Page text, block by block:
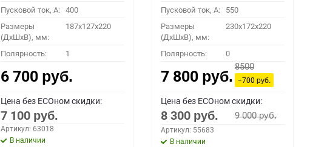
Пусковой ток, A: 400
Размеры
(ДхШхВ), мм:
187x127x220
Полярность: 1
6 700 руб.
Цена без ECOном скидки:
7 100 руб.
Артикул: 63018
В наличии
Пусковой ток, A: 550
Размеры
(ДхШхВ), мм:
230x172x220
Полярность: 0
7 800 руб.
8500
−700руб.
Цена без ECOном скидки:
8 300 руб. 9 000руб.
Артикул: 55683
В наличии